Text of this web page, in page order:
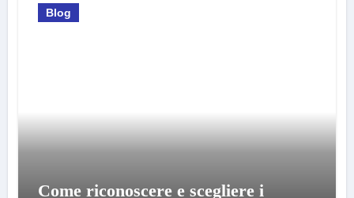
Blog
Come riconoscere e scegliere i